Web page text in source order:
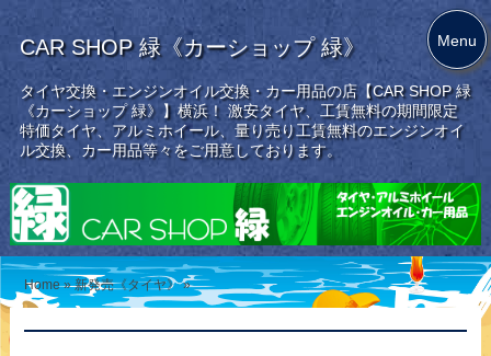
CAR SHOP 緑《カーショップ 緑》
タイヤ交換・エンジンオイル交換・カー用品の店【CAR SHOP 緑
《カーショップ 緑》】横浜！ 激安タイヤ、工賃無料の期間限定
特価タイヤ、アルミホイール、量り売り工賃無料のエンジンオイ
ル交換、カー用品等々をご用意しております。
Home »新発売《タイヤ》 »
Menu